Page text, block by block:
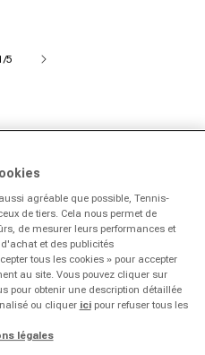
/de
5
Chaussure
- blanc,
agréable que possible, Tennis-
de tiers. Cela nous permet de
de mesurer leurs performances et
et des publicités
tous les cookies » pour accepter
au site. Vous pouvez cliquer sur
pour obtenir une description détaillée
ou cliquer icipour refuser tous les
légales